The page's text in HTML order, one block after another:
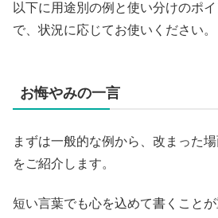
以下に用途別の例と使い分けのポ
で、状況に応じてお使いください。
お悔やみの一言
まずは一般的な例から、改まった
をご紹介します。
短い言葉でも心を込めて書くこと